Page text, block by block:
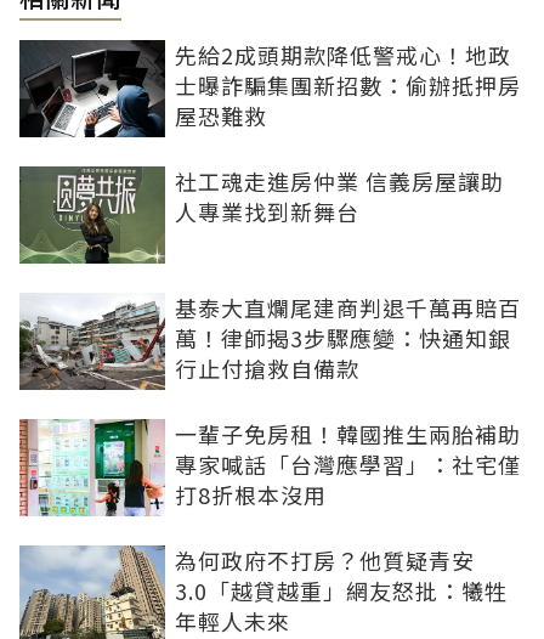
先給2成頭期款降低警戒心！地政
士曝詐騙集團新招數：偷辦抵押房
屋恐難救
社工魂走進房仲業 信義房屋讓助
人專業找到新舞台
基泰大直爛尾建商判退千萬再賠百
萬！律師揭3步驟應變：快通知銀
行止付搶救自備款
一輩子免房租！韓國推生兩胎補助
專家喊話「台灣應學習」：社宅僅
打8折根本沒用
為何政府不打房？他質疑青安
3.0「越貸越重」網友怒批：犧牲
年輕人未來